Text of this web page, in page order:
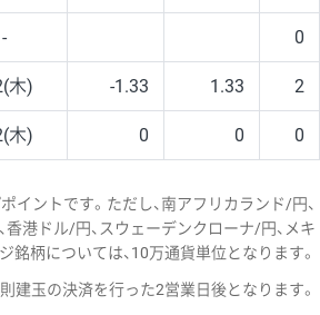
- 0
木) -1.33 1.33 2
木) 0 0 0
イントです。ただし、南アフリカランド/円、
香港ドル/円、スウェーデンクローナ/円、メキ
銘柄については、10万通貨単位となります。
建玉の決済を行った2営業日後となります。